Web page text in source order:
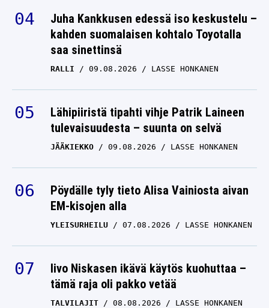
Juha Kankkusen edessä iso keskustelu –
kahden suomalaisen kohtalo Toyotalla
saa sinettinsä
RALLI 09.08.2026 LASSE HONKANEN
Lähipiiristä tipahti vihje Patrik Laineen
tulevaisuudesta – suunta on selvä
JÄÄKIEKKO 09.08.2026 LASSE HONKANEN
Pöydälle tyly tieto Alisa Vainiosta aivan
EM-kisojen alla
YLEISURHEILU 07.08.2026 LASSE HONKANEN
Iivo Niskasen ikävä käytös kuohuttaa –
tämä raja oli pakko vetää
TALVILAJIT 08.08.2026 LASSE HONKANEN